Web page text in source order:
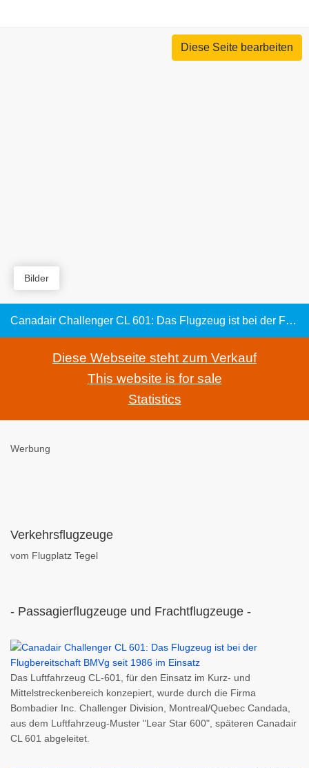
Diese Seite bearbeiten
Bilder
Canadair Challenger CL 601: Das Flugzeug ist bei der Flugbereitschaft BMVg seit 1986 im Einsatz
Diese Webseite steht zum Verkauf
This website is for sale
Statistics
Werbung
Verkehrsflugzeuge
vom Flugplatz Tegel
- Passagierflugzeuge und Frachtflugzeuge -
Das Luftfahrzeug CL-601, für den Einsatz im Kurz- und
Mittelstreckenbereich konzepiert, wurde durch die Firma
Bombadier Inc. Challenger Division, Montreal/Quebec Candada,
aus dem Luftfahrzeug-Muster "Lear Star 600", späteren Canadair
CL 601 abgeleitet.